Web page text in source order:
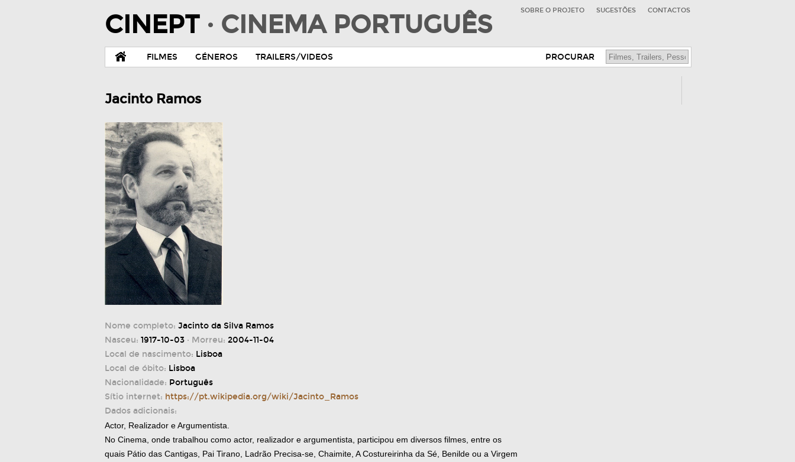
CINEPT · CINEMA PORTUGUÊS SOBRE O PROJETO SUGESTÕES CONTACTOS
FILMES GÉNEROS TRAILERS/VIDEOS PROCURAR
Jacinto Ramos
Nome completo: Jacinto da Silva Ramos
Nasceu: 1917-10-03 · Morreu: 2004-11-04
Local de nascimento: Lisboa
Local de óbito: Lisboa
Nacionalidade: Português
Sítio internet: https://pt.wikipedia.org/wiki/Jacinto_Ramos
Dados adicionais:
Actor, Realizador e Argumentista.
No Cinema, onde trabalhou como actor, realizador e argumentista, participou em diversos filmes, entre os
quais Pátio das Cantigas, Pai Tirano, Ladrão Precisa-se, Chaimite, A Costureirinha da Sé, Benilde ou a Virgem